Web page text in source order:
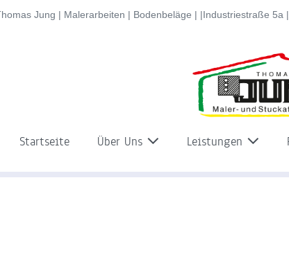
Jung | Malerarbeiten | Bodenbeläge | |Industriestraße 5a
Startseite Über Uns Leistungen